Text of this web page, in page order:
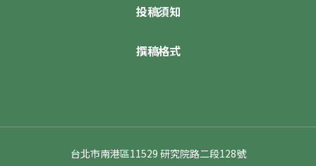
投稿須知
撰稿格式
台北市南港區11529 研究院路二段128號